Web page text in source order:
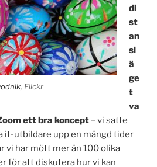
, Flickr
di
st
an
sl
ä
ge
t
va
ett bra koncept – vi satte
it-utbildare upp en mängd tider
vi har mött mer än 100 olika
för att diskutera hur vi kan